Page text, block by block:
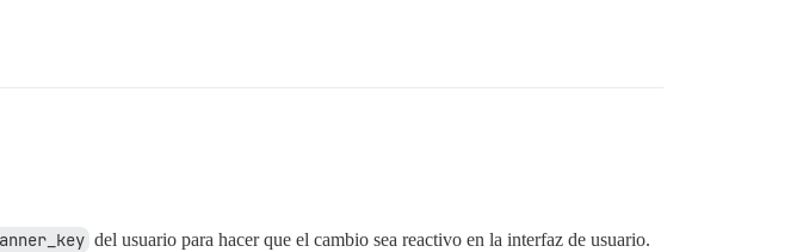
del usuario para hacer que el cambio sea reactivo en la interfaz de usuario.